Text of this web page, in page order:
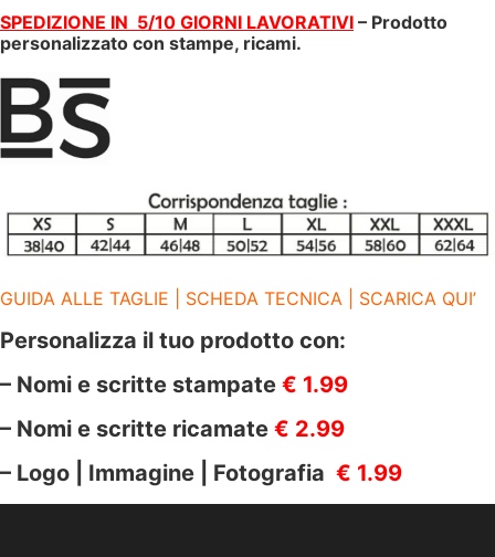
|
CON
TASCHE
LATERALI
290
GR/M2
quantità
SPEDIZIONE IN 5/10 GIORNI LAVORATIVI – Prodotto
personalizzato con stampe, ricami.
GUIDA ALLE TAGLIE | SCHEDA TECNICA | SCARICA QUI’
Personalizza il tuo prodotto con:
– Nomi e scritte stampate € 1.99
– Nomi e scritte ricamate € 2.99
– Logo | Immagine | Fotografia € 1.99